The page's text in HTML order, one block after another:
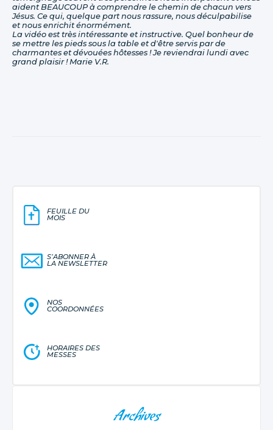
aident BEAUCOUP à comprendre le chemin de chacun vers
Jésus. Ce qui, quelque part nous rassure, nous déculpabilise
et nous enrichit énormément.
La vidéo est très intéressante et instructive. Quel bonheur de
se mettre les pieds sous la table et d'être servis par de
charmantes et dévouées hôtesses ! Je reviendrai lundi avec
grand plaisir ! Marie V.R.
FEUILLE DU
MOIS
S’ABONNER À
LA NEWSLETTER
NOS
COORDONNÉES
HORAIRES DES
MESSES
Archives